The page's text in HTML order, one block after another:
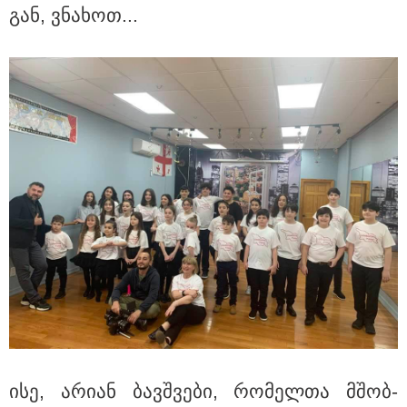
"ამ ვიდეოს ნახვა ჩემთვის იყო
სიკვდილი" - რას ამბობს
დაკარგული 17 წლის ბიჭის დედა
ვიდეოკადრებზე, სადაც შვილის
განწირული ვედრების ხმა
ამოიცნო
პოლიტიკა
გან, ვნა­ხოთ...
ისე, არი­ან ბავ­შვე­ბი, რო­მელ­თა მშობ­